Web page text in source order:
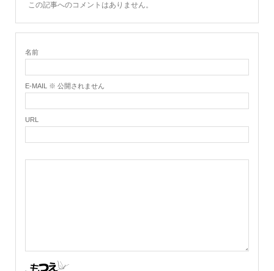
この記事へのコメントはありません。
名前
E-MAIL ※ 公開されません
URL